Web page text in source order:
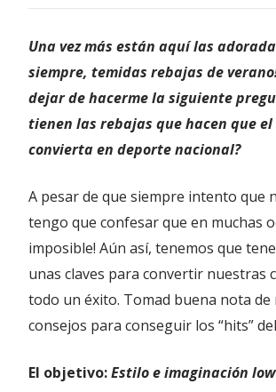
Una vez más están aquí las
siempre, temidas rebajas de
dejar de hacerme la siguiente
tienen las rebajas que hacen que el
convierta en deporte nacional?
A pesar de que siempre intento que
tengo que confesar que en muchas
imposible! Aún así, tenemos que
unas claves para convertir nuestras
todo un éxito. Tomad buena nota
consejos para conseguir los “hits”
El objetivo:Estilo e imaginación